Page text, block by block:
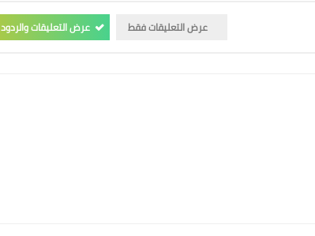
عرض التعليقات فقط عرض التعليقات والردود